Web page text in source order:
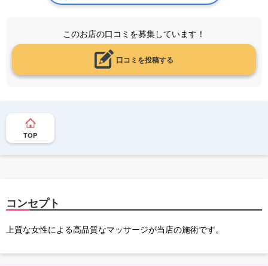
このお店の口コミを募集しています！
口コミを投稿する
TOP
コンセプト
上質な女性による高品質なマッサージが当店の施術です。